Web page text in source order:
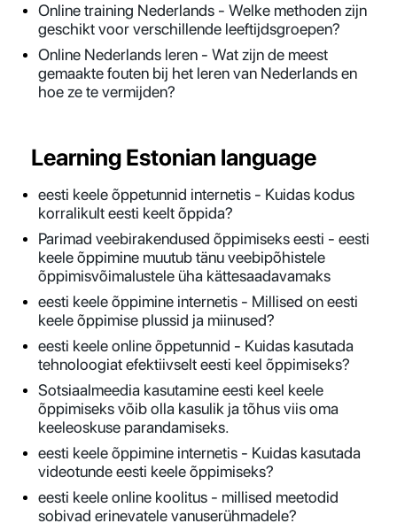
Online training Nederlands - Welke methoden zijn
geschikt voor verschillende leeftijdsgroepen?
Online Nederlands leren - Wat zijn de meest
gemaakte fouten bij het leren van Nederlands en
hoe ze te vermijden?
Learning Estonian language
eesti keele õppetunnid internetis - Kuidas kodus
korralikult eesti keelt õppida?
Parimad veebirakendused õppimiseks eesti - eesti
keele õppimine muutub tänu veebipõhistele
õppimisvõimalustele üha kättesaadavamaks
eesti keele õppimine internetis - Millised on eesti
keele õppimise plussid ja miinused?
eesti keele online õppetunnid - Kuidas kasutada
tehnoloogiat efektiivselt eesti keel õppimiseks?
Sotsiaalmeedia kasutamine eesti keel keele
õppimiseks võib olla kasulik ja tõhus viis oma
keeleoskuse parandamiseks.
eesti keele õppimine internetis - Kuidas kasutada
videotunde eesti keele õppimiseks?
eesti keele online koolitus - millised meetodid
sobivad erinevatele vanuserühmadele?